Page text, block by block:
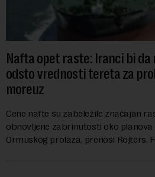
Nafta opet raste: Iranci bi da
odsto vrednosti tereta za
moreuz
Cene nafte su zabeležile značajan
obnovljene zabrinutosti oko
Ormuskog prolaza, prenosi Rojters.